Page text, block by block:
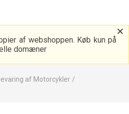
af webshoppen. Køb kun på
domæner
af Motorcykler /